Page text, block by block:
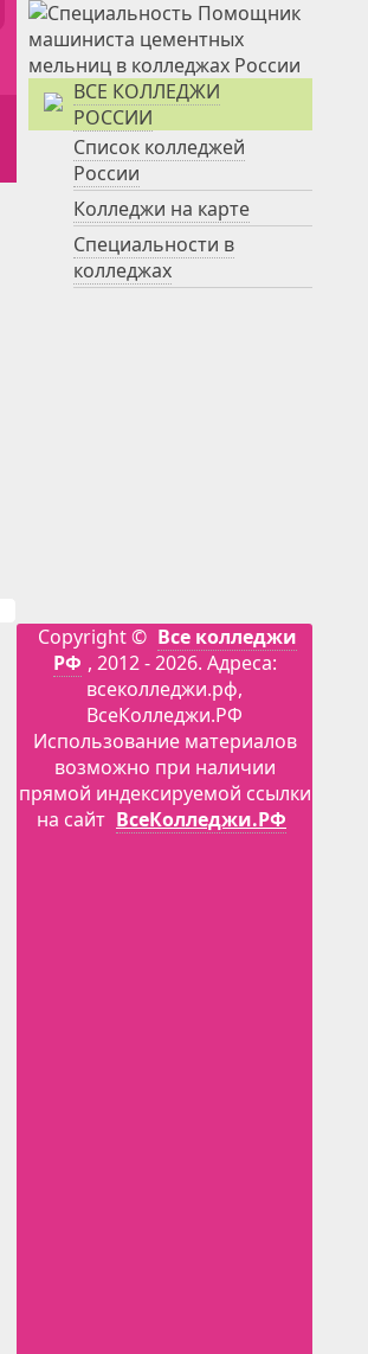
ВСЕ КОЛЛЕДЖИ
РОССИИ
Список колледжей
России
Колледжи на карте
Специальности в
колледжах
Copyright © Все колледжи
РФ , 2012 - 2026. Адреса:
всеколледжи.рф,
ВсеКолледжи.РФ
Использование материалов
возможно при наличии
прямой индексируемой ссылки
на сайт ВсеКолледжи.РФ